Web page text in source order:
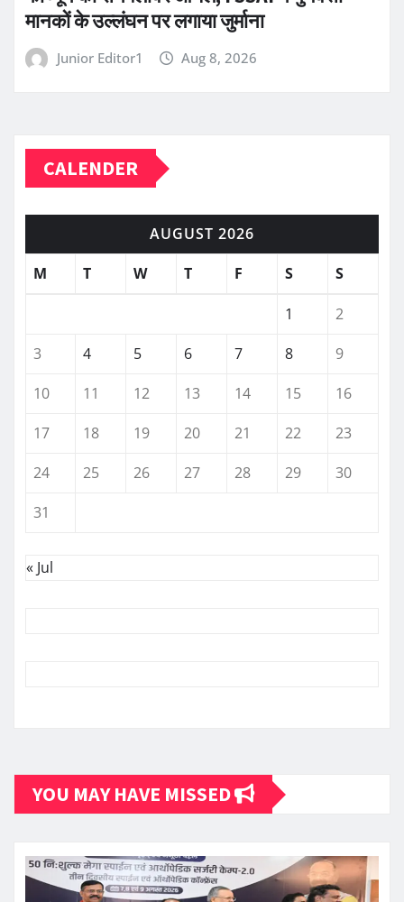
मानकों के उल्लंघन पर लगाया जुर्माना
Junior Editor1 Aug 8, 2026
CALENDER
AUGUST 2026
M
T W T F S S
1
2
3
4 5 6 7 8
9
10
11 12 13 14 15
16
17
18 19 20 21 22
23
24
25 26 27 28 29
30
31
« Jul
YOU MAY HAVE MISSED